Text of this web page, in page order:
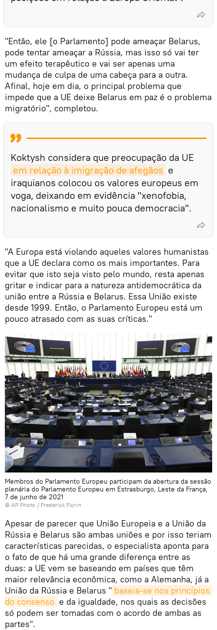
"Então, ele [o Parlamento] pode ameaçar Belarus,
pode tentar ameaçar a Rússia, mas isso só vai ter
um efeito terapêutico e vai ser apenas uma
mudança de culpa de uma cabeça para a outra.
Afinal, hoje em dia, o principal problema que
impede que a UE deixe Belarus em paz é o problema
migratório", completou.
Koktysh considera que preocupação da UE
em relação à imigração de afegãos e
iraquianos colocou os valores europeus em
voga, deixando em evidência "xenofobia,
nacionalismo e muito pouca democracia".
"A Europa está violando aqueles valores humanistas
que a UE declara como os mais importantes. Para
evitar que isto seja visto pelo mundo, resta apenas
gritar e indicar para a natureza antidemocrática da
união entre a Rússia e Belarus. Essa União existe
desde 1999. Então, o Parlamento Europeu está um
pouco atrasado com as suas críticas."
Membros do Parlamento Europeu participam da abertura da sessão
plenária do Parlamento Europeu em Estrasburgo, Leste da França,
7 de junho de 2021
© AP Photo / Frederick Florin
Apesar de parecer que União Europeia e a União da
Rússia e Belarus são ambas uniões e por isso teriam
características parecidas, o especialista aponta para
o fato de que há uma grande diferença entre as
duas: a UE vem se baseando em países que têm
maior relevância econômica, como a Alemanha, já a
União da Rússia e Belarus " baseia-se nos princípios
do consenso e da igualdade, nos quais as decisões
só podem ser tomadas com o acordo de ambas as
partes".